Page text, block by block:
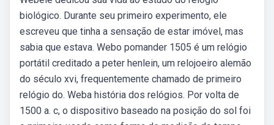
biológico. Durante seu primeiro experimento, ele
escreveu que tinha a sensação de estar imóvel, mas
sabia que estava. Webo pomander 1505 é um relógio
portátil creditado a peter henlein, um relojoeiro alemão
do século xvi, frequentemente chamado de primeiro
relógio do. Weba história dos relógios. Por volta de
1500 a. c, o dispositivo baseado na posição do sol foi